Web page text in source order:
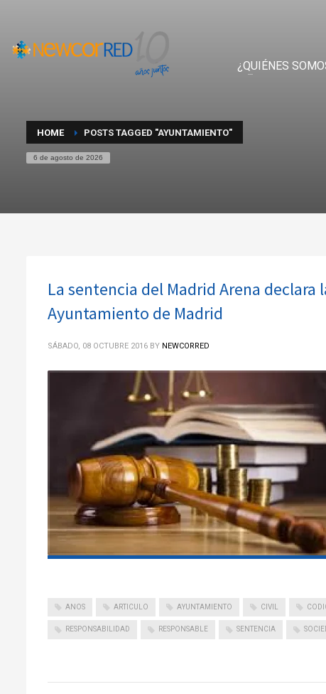
¿QUIÉNES
HOME POSTS TAGGED "AYUNTAMIENTO"
6 de agosto de 2026
La sentencia del Madrid Arena
Ayuntamiento de Madrid
SÁBADO, 08 OCTUBRE 2016 BY NEWCORRED
ANOS ARTICULO AYUNTAMIENTO CIVIL
RESPONSABILIDAD RESPONSABLE SENTENCIA